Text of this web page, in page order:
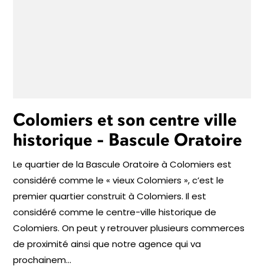
Colomiers et son centre ville
historique - Bascule Oratoire
Le quartier de la Bascule Oratoire à Colomiers est
considéré comme le « vieux Colomiers », c’est le
premier quartier construit à Colomiers. Il est
considéré comme le centre-ville historique de
Colomiers. On peut y retrouver plusieurs commerces
de proximité ainsi que notre agence qui va
prochainem...